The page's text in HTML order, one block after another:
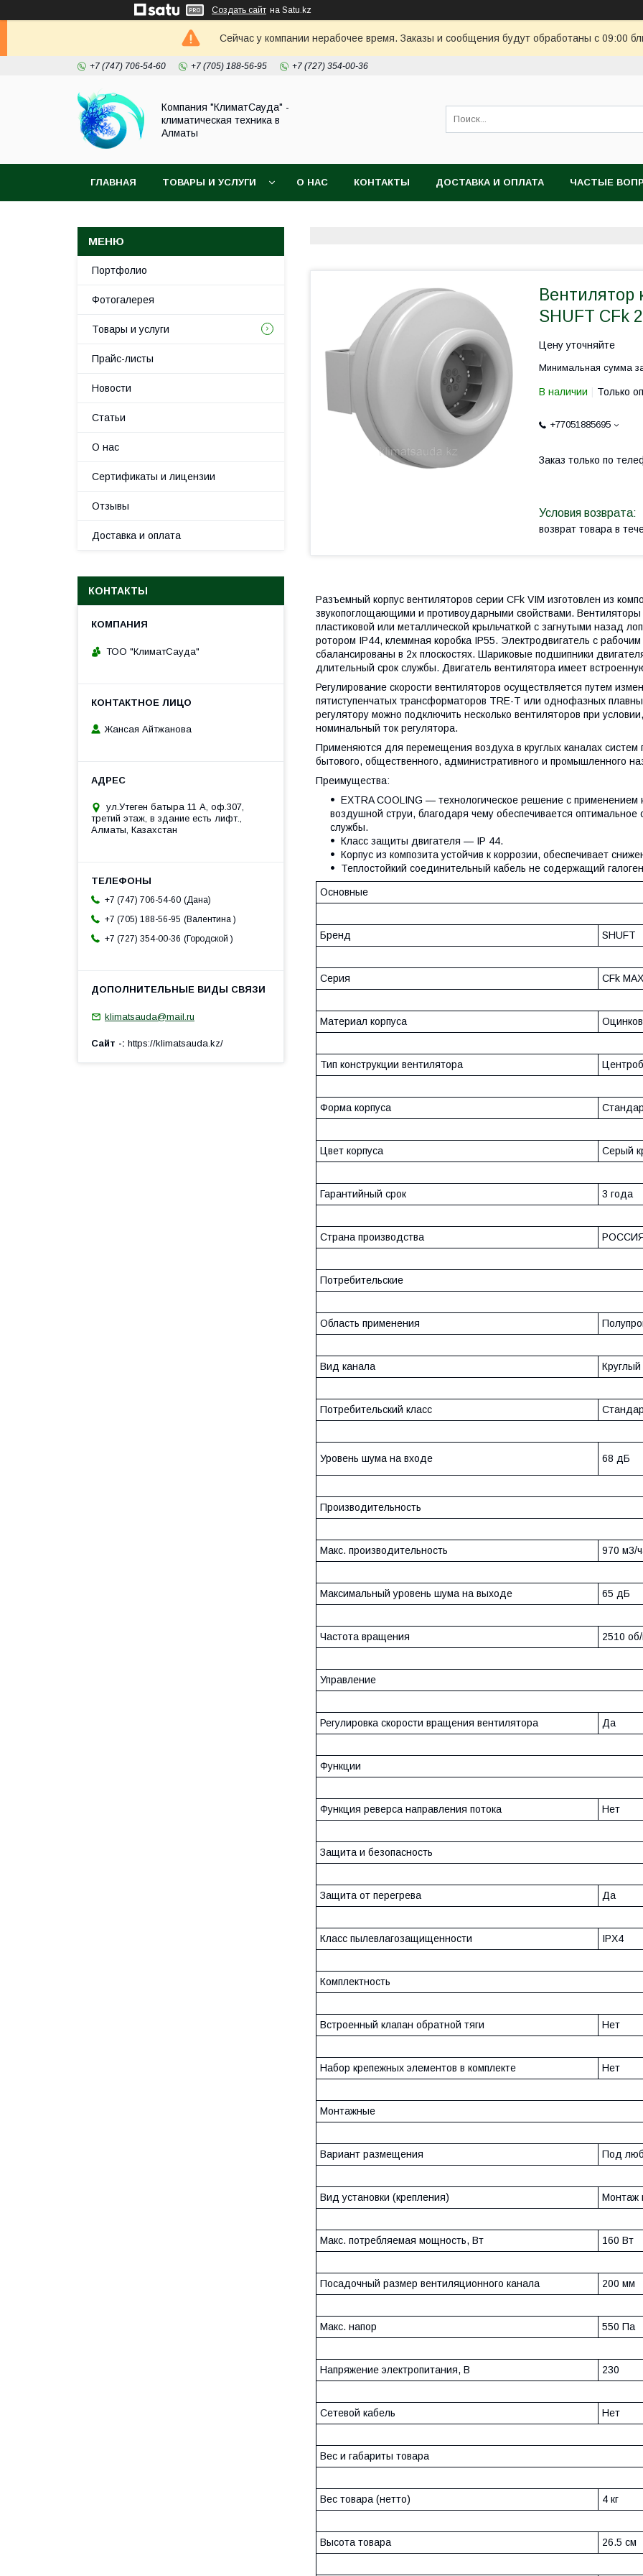
Создать сайт на Satu.kz
Сейчас у компании нерабочее время. Заказы и сообщения будут обработаны с 09:00
+7 (747) 706-54-60 +7 (705) 188-56-95 +7 (727) 354-00-36
Компания "КлиматСауда" -
климатическая техника в
Алматы
ГЛАВНАЯ ТОВАРЫ И УСЛУГИ О НАС КОНТАКТЫ ДОСТАВКА И ОПЛАТА ЧАСТЫЕ
Вентилятор
SHUFT CFk
Цену уточняйте
Минимальная сумма
В наличии Только
+77051885695
Заказ только по
возврат товара в
Разъемный корпус вентиляторов серии CFk VIM изготовлен из
звукопоглощающими и противоударными свойствами.
пластиковой или металлической крыльчаткой с загнутыми назад
ротором IP44, клеммная коробка IP55. Электродвигатель с
сбалансированы в 2х плоскостях. Шариковые подшипники
длительный срок службы. Двигатель вентилятора имеет
Регулирование скорости вентиляторов осуществляется путем
пятиступенчатых трансформаторов TRE-T или однофазных
регулятору можно подключить несколько вентиляторов при
номинальный ток регулятора.
Применяются для перемещения воздуха в круглых каналах
бытового, общественного, административного и промышленного
Преимущества:
EXTRA COOLING — технологическое решение с применением
воздушной струи, благодаря чему обеспечивается
службы.
Класс защиты двигателя — IP 44.
Корпус из композита устойчив к коррозии, обеспечивает
Теплостойкий соединительный кабель не содержащий
Основные
Бренд SHUFT
Серия CFk MAX
Материал корпуса
Тип конструкции вентилятора
Форма корпуса
Цвет корпуса Серый
Гарантийный срок 3 года
Страна производства
Потребительские
Область применения
Вид канала Круглый
Потребительский класс
Уровень шума на входе 68 дБ
Производительность
Макс. производительность 970 м3/
Максимальный уровень шума на выходе 65 дБ
Частота вращения 2510
Управление
Регулировка скорости вращения вентилятора Да
Функции
Функция реверса направления потока Нет
Защита и безопасность
Защита от перегрева Да
Класс пылевлагозащищенности IPX4
Комплектность
Встроенный клапан обратной тяги Нет
Набор крепежных элементов в комплекте Нет
Монтажные
Вариант размещения Под
Вид установки (крепления) Монтаж
Макс. потребляемая мощность, Вт 160 Вт
Посадочный размер вентиляционного канала 200 мм
Макс. напор 550 Па
Напряжение электропитания, В 230
Сетевой кабель Нет
Вес и габариты товара
Вес товара (нетто) 4 кг
Высота товара 26.5 см
Портфолио
Фотогалерея
Товары и услуги
Прайс-листы
Новости
Статьи
О нас
Сертификаты и лицензии
Отзывы
Доставка и оплата
КОНТАКТЫ
ТОО "КлиматСауда"
Жансая Айтжанова
ул.Утеген батыра 11 А, оф.307,
третий этаж, в здание есть лифт.,
Алматы, Казахстан
+7 (747) 706-54-60 Дана
+7 (705) 188-56-95
Валентина
+7 (727) 354-00-36
Городской
klimatsauda@mail.ru
Сайт - https://klimatsauda.kz/